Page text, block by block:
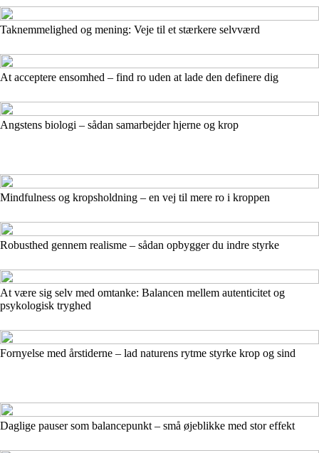
Taknemmelighed og mening: Veje til et stærkere selvværd
At acceptere ensomhed – find ro uden at lade den definere dig
Angstens biologi – sådan samarbejder hjerne og krop
Mindfulness og kropsholdning – en vej til mere ro i kroppen
Robusthed gennem realisme – sådan opbygger du indre styrke
At være sig selv med omtanke: Balancen mellem autenticitet og
psykologisk tryghed
Fornyelse med årstiderne – lad naturens rytme styrke krop og sind
Daglige pauser som balancepunkt – små øjeblikke med stor effekt